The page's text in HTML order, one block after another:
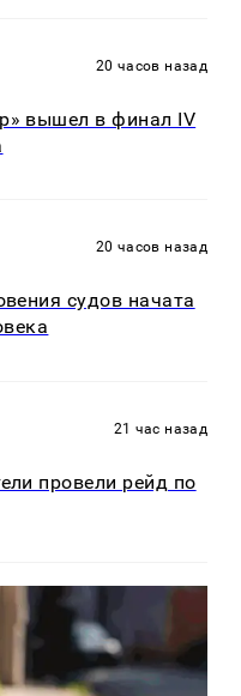
20 часов назад
вышел в финал IV
20 часов назад
судов начата
21 час назад
провели рейд по